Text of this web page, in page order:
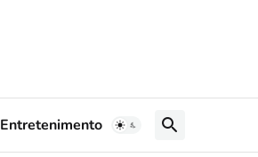
Entretenimento